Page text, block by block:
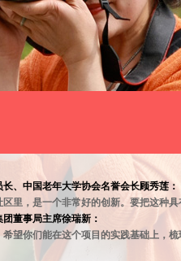
起居室
、中国老年大学协会名誉会长顾秀莲：
里，是一个非常好的创新。要把这种
董事局主席徐瑞新：
望你们能在这个项目的实践基础上，